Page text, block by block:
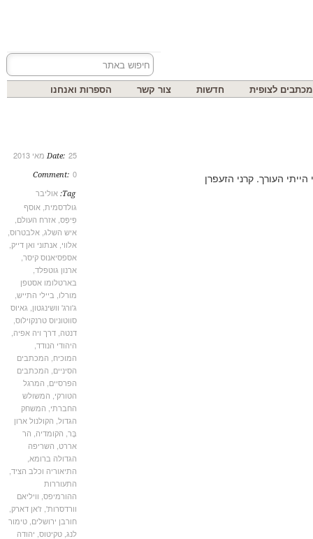
לצופית חדשות צור קשר הספרות ואנחנו
Date:
Comment:
אוליבר
גולדסמית,אוסף
פִּיפְּס,אזרח העולם,
איש השלג,אלבטרוס,
אלווי,אנתוני ואן דייק ,
אספסיאנוס קיסר,
ארנון גוטפלד,
בארטלומו אסטפן
מורלו,ביילי התייש,
ג'ורג' וושינגטון,גאיוס
סווטוניוס טרנקוילוס,
דנטה,דרך ויה אפיה,
היהודי הנודד,
המוכיח,המכתבים
הסיניים,המכתבים
הפרסיים,המרגל
הטורקי,המשולש
החברתי,המשחק
הגדול,הקולנול ארון
הקומדיה,הר
אררט,השריפה
הגדולה ברומא,
התיאוריה וכלב הציד,
התעוררות
ההורמיפס,וויליאם
וורדסרות',ז'אן דארק,
חורבן ירושלים,טימור
טקיטוס,יהודה